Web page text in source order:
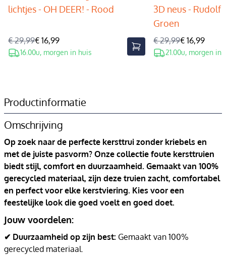
lichtjes - OH DEER! - Rood
€ 29,99€ 16,99
16.00u, morgen in huis
3D neus - Rudolf
Groen
€ 29,99€ 16,99
21.00u, morgen in
Productinformatie
Omschrijving
Op zoek naar de perfecte kersttrui zonder kriebels en
met de juiste pasvorm? Onze collectie foute kersttruien
biedt stijl, comfort en duurzaamheid. Gemaakt van 100%
gerecycled materiaal, zijn deze truien zacht, comfortabel
en perfect voor elke kerstviering. Kies voor een
feestelijke look die goed voelt en goed doet.
Jouw voordelen:
✔ Duurzaamheid op zijn best: Gemaakt van 100%
gerecycled materiaal.